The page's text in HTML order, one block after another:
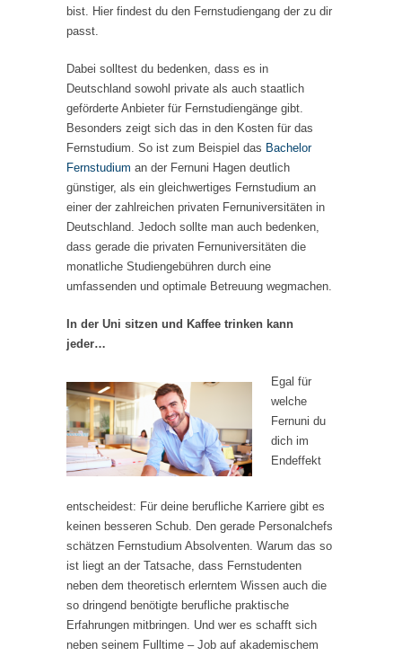
bist. Hier findest du den Fernstudiengang der zu dir
passt.
Dabei solltest du bedenken, dass es in
Deutschland sowohl private als auch staatlich
geförderte Anbieter für Fernstudiengänge gibt.
Besonders zeigt sich das in den Kosten für das
Fernstudium. So ist zum Beispiel das Bachelor
Fernstudium an der Fernuni Hagen deutlich
günstiger, als ein gleichwertiges Fernstudium an
einer der zahlreichen privaten Fernuniversitäten in
Deutschland. Jedoch sollte man auch bedenken,
dass gerade die privaten Fernuniversitäten die
monatliche Studiengebühren durch eine
umfassenden und optimale Betreuung wegmachen.
In der Uni sitzen und Kaffee trinken kann
jeder…
Egal für
welche
Fernuni du
dich im
Endeffekt
entscheidest: Für deine berufliche Karriere gibt es
keinen besseren Schub. Den gerade Personalchefs
schätzen Fernstudium Absolventen. Warum das so
ist liegt an der Tatsache, dass Fernstudenten
neben dem theoretisch erlerntem Wissen auch die
so dringend benötigte berufliche praktische
Erfahrungen mitbringen. Und wer es schafft sich
neben seinem Fulltime – Job auf akademischem